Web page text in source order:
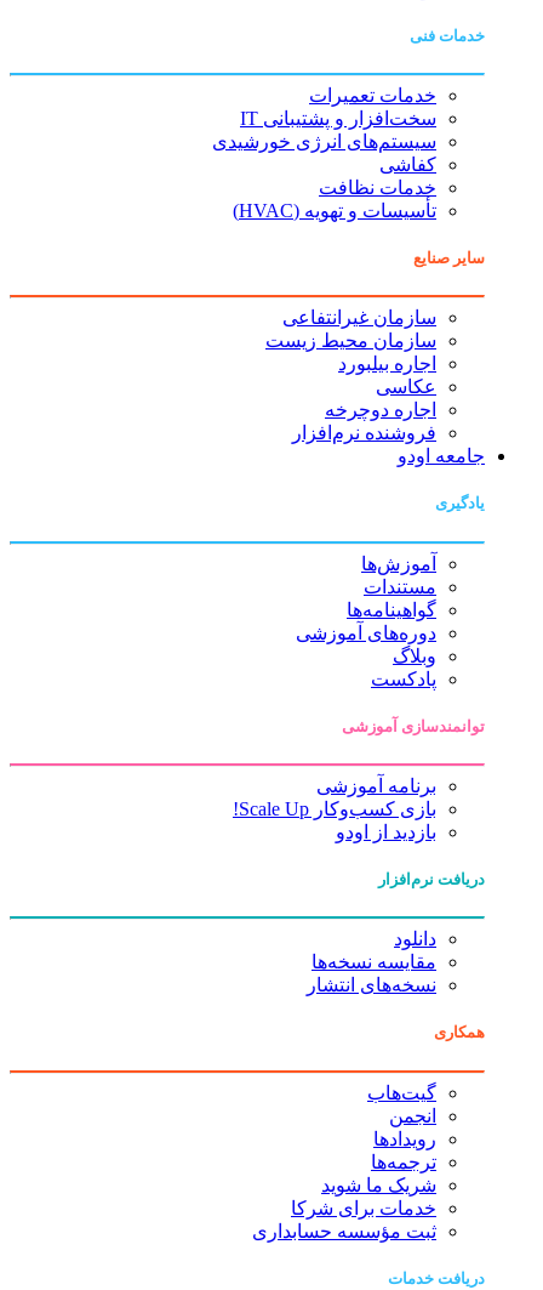
خدمات فنی
خدمات تعمیرات
سخت‌افزار و پشتیبانی IT
سیستم‌های انرژی خورشیدی
کفاشی
خدمات نظافت
تأسیسات و تهویه (HVAC)
سایر صنایع
سازمان غیرانتفاعی
سازمان محیط زیست
اجاره بیلبورد
عکاسی
اجاره دوچرخه
فروشنده نرم‌افزار
جامعه اودو
یادگیری
آموزش‌ها
مستندات
گواهینامه‌ها
دوره‌های آموزشی
وبلاگ
پادکست
توانمندسازی آموزشی
برنامه آموزشی
بازی کسب‌وکار Scale Up!
بازدید از اودو
دریافت نرم‌افزار
دانلود
مقایسه نسخه‌ها
نسخه‌های انتشار
همکاری
گیت‌هاب
انجمن
رویدادها
ترجمه‌ها
شریک ما شوید
خدمات برای شرکا
ثبت مؤسسه حسابداری
دریافت خدمات